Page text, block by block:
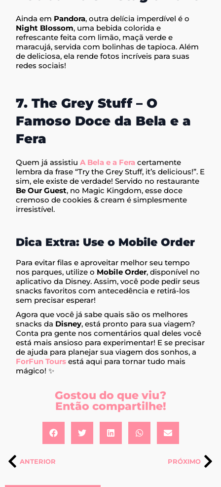
Ainda em Pandora, outra delícia imperdível é o
Night Blossom, uma bebida colorida e
refrescante feita com limão, maçã verde e
maracujá, servida com bolinhas de tapioca. Além
de deliciosa, ela rende fotos incríveis para suas
redes sociais!
7. The Grey Stuff – O
Famoso Doce da Bela e a
Fera
Quem já assistiuA Bela e a Fera certamente
lembra da frase “Try the Grey Stuff, it’s delicious!”. E
sim, ele existe de verdade! Servido no restaurante
Be Our Guest, no Magic Kingdom, esse doce
cremoso de cookies & cream é simplesmente
irresistível.
Dica Extra: Use o Mobile Order
Para evitar filas e aproveitar melhor seu tempo
nos parques, utilize o Mobile Order, disponível no
aplicativo da Disney. Assim, você pode pedir seus
snacks favoritos com antecedência e retirá-los
sem precisar esperar!
Agora que você já sabe quais são os melhores
snacks da Disney, está pronto para sua viagem?
Conta pra gente nos comentários qual deles você
está mais ansioso para experimentar! E se precisar
de ajuda para planejar sua viagem dos sonhos, a
ForFun Tours está aqui para tornar tudo mais
mágico! ✨
Gostou do que viu?
Então compartilhe!
ANTERIOR PRÓXIMO